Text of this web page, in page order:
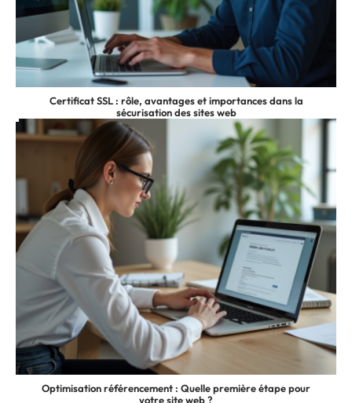
Certificat SSL : rôle, avantages et importances dans la
sécurisation des sites web
Optimisation référencement : Quelle première étape pour
votre site web ?